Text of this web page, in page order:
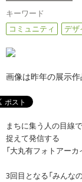
キーワード
コミュニティ
デザ
画像は昨年の展示作
まちに集う人の目線
捉えて発信する
「大丸有フォトアーカ
3回目となる「みんな